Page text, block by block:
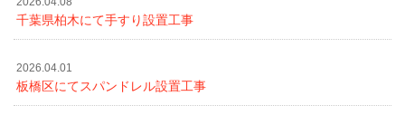
千葉県柏木にて手すり設置工事
2026.04.01
板橋区にてスパンドレル設置工事